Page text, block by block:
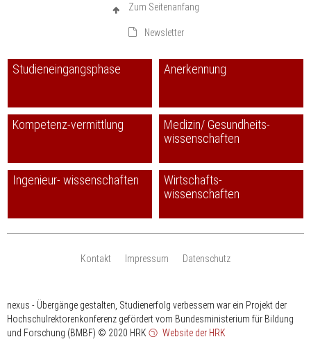
Zum Seitenanfang
Newsletter
Studieneingangsphase Anerkennung
Kompetenz-vermittlung
Medizin/ Gesundheits-
wissenschaften
Ingenieur- wissenschaften
Wirtschafts-
wissenschaften
Kontakt Impressum Datenschutz
nexus - Übergänge gestalten, Studienerfolg verbessern war ein Projekt der
Hochschulrektorenkonferenz gefördert vom Bundesministerium für Bildung
und Forschung (BMBF) © 2020 HRK Website der HRK